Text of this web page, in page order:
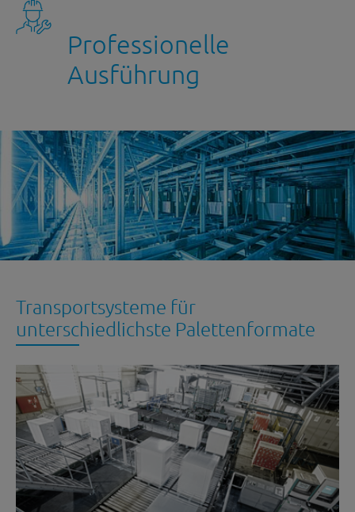
Professionelle
Ausführung
Transportsysteme für
unterschiedlichste Palettenformate